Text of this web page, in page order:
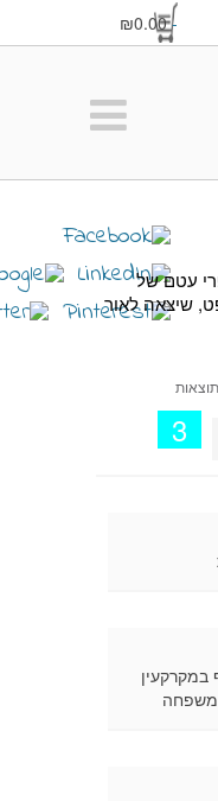
₪0.00
של
לאור